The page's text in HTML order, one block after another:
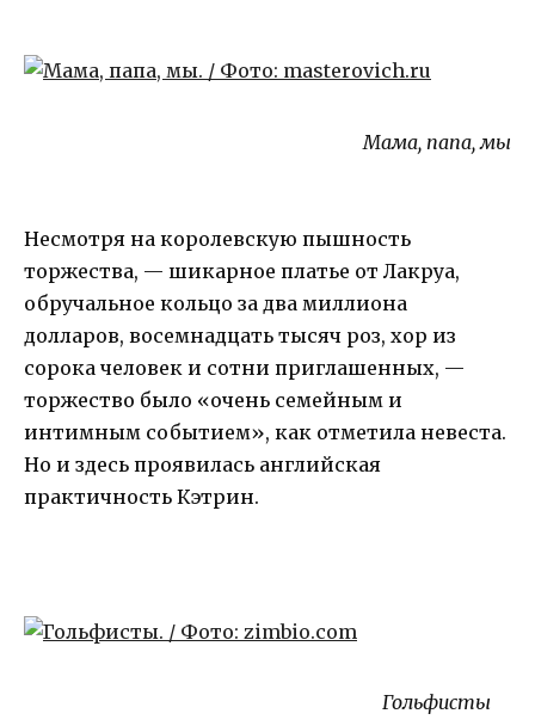
Мама, папа, мы
Несмотря на королевскую пышность
торжества, — шикарное платье от Лакруа,
обручальное кольцо за два миллиона
долларов, восемнадцать тысяч роз, хор из
сорока человек и сотни приглашенных, —
торжество было «очень семейным и
интимным событием», как отметила невеста.
Но и здесь проявилась английская
практичность Кэтрин.
Гольфисты